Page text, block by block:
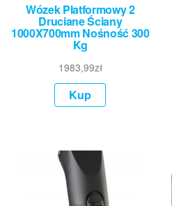
Wózek Platformowy 2
Druciane Ściany
1000X700mm Nośność 300
Kg
1983,99zł
Kup